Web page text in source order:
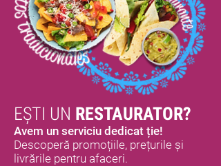
EȘTI UN RESTAURATOR?
Avem un serviciu dedicat ție!
Descoperă promoțiile, prețurile și
livrările pentru afaceri.